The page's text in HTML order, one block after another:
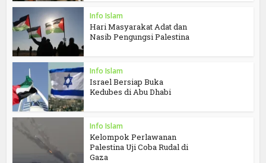
Info Islam
Hari Masyarakat Adat dan
Nasib Pengungsi Palestina
Info Islam
Israel Bersiap Buka
Kedubes di Abu Dhabi
Info Islam
Kelompok Perlawanan
Palestina Uji Coba Rudal di
Gaza